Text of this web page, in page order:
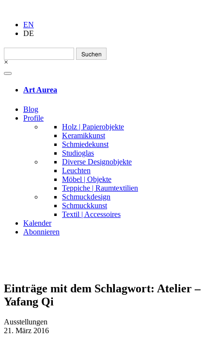
EN
DE
Suchen
nach:
×
Art Aurea
Blog
Profile
Holz | Papierobjekte
Keramikkunst
Schmiedekunst
Studioglas
Diverse Designobjekte
Leuchten
Möbel | Objekte
Teppiche | Raumtextilien
Schmuckdesign
Schmuckkunst
Textil | Accessoires
Kalender
Abonnieren
Einträge mit dem Schlagwort: Atelier –
Yafang Qi
Ausstellungen
21. März 2016